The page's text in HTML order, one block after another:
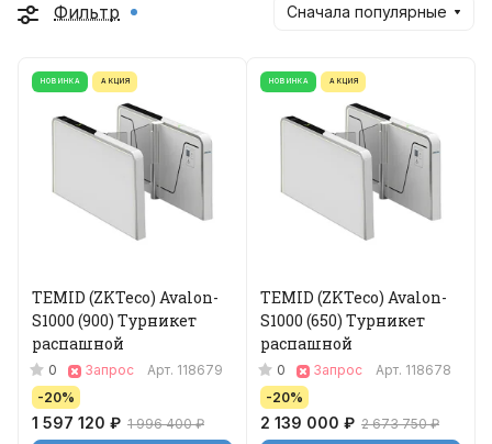
Фильтр Сначала популярные
НОВИНКА АКЦИЯ
TEMID (ZKTeco) Avalon-
S1000 (900) Турникет
распашной
0 Запрос Арт. 118679
-20%
1 597 120 ₽ 1 996 400 ₽
НОВИНКА АКЦИЯ
TEMID (ZKTeco) Avalon-
S1000 (650) Турникет
распашной
0 Запрос Арт. 118678
-20%
2 139 000 ₽ 2 673 750 ₽